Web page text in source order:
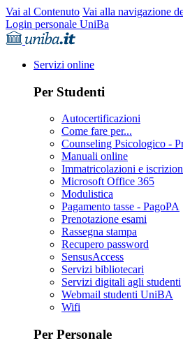
Vai al Contenuto Vai alla navigazione
Login personale UniBa
Servizi online
Per Studenti
Autocertificazioni
Come fare per...
Counseling Psicologico -
Manuali online
Immatricolazioni e
Microsoft Office 365
Modulistica
Pagamento tasse - PagoPA
Prenotazione esami
Rassegna stampa
Recupero password
SensusAccess
Servizi bibliotecari
Servizi digitali agli studenti
Webmail studenti UniBA
Wifi
Per Personale